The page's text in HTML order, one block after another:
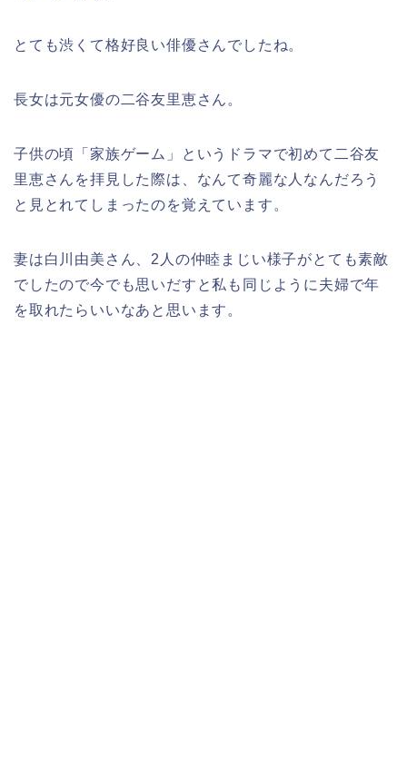
とても渋くて格好良い俳優さんでしたね。
長女は元女優の二谷友里恵さん。
子供の頃「家族ゲーム」というドラマで初めて二谷友
里恵さんを拝見した際は、なんて奇麗な人なんだろう
と見とれてしまったのを覚えています。
妻は白川由美さん、2人の仲睦まじい様子がとても素敵
でしたので今でも思いだすと私も同じように夫婦で年
を取れたらいいなあと思います。